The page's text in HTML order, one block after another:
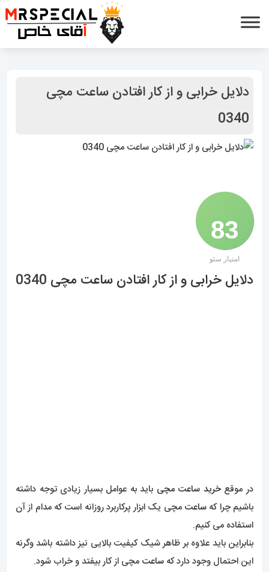
دلایل خرابی و از کار افتادن ساعت مچی
0340
83
/ 100
امتیاز سئو
دلایل خرابی و از کار افتادن ساعت مچی
طولانی در طی روز با آسیب مواجه می شود و به اصطلاح فرسوده
می گردد.
اما جدا از فرسودگی دلایل دیگری نیز برای از کار افتادن و خرابی
ساعت مچیوجود دارد که در ادامه این مقاله به آن اشاره خواهیم
کرد.